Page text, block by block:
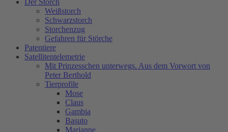
Weißstorch
Schwarzstorch
Storchenzug
Gefahren für Störche
Patentiere
Satellitentelemetrie
Mit Prinzesschen unterwegs. Aus dem Vorwort von
Peter Berthold
Tierprofile
Mose
Claus
Gambia
Basuto
Marianne